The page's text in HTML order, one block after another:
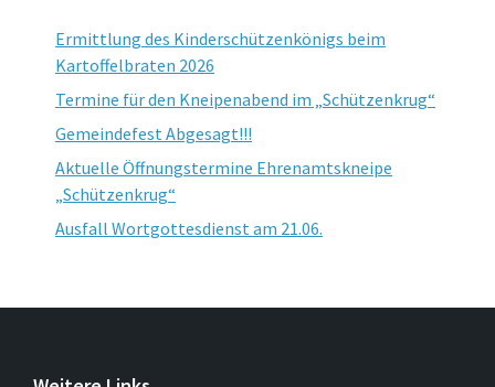
Ermittlung des Kinderschützenkönigs beim
Kartoffelbraten 2026
Termine für den Kneipenabend im „Schützenkrug“
Gemeindefest Abgesagt!!!
Aktuelle Öffnungstermine Ehrenamtskneipe
„Schützenkrug“
Ausfall Wortgottesdienst am 21.06.